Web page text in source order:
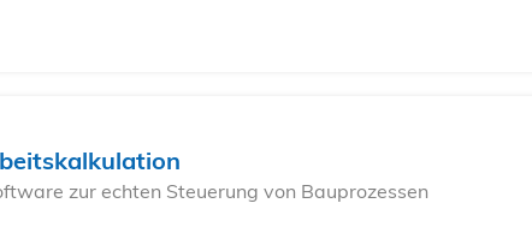
zur echten Steuerung von Bauprozessen